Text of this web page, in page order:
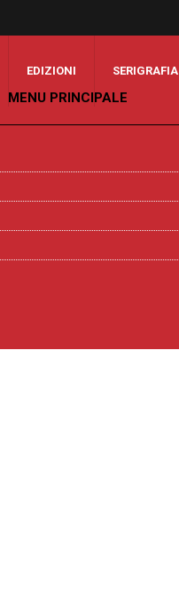
EDIZIONI SERIGRAFIA
MENU PRINCIPALE